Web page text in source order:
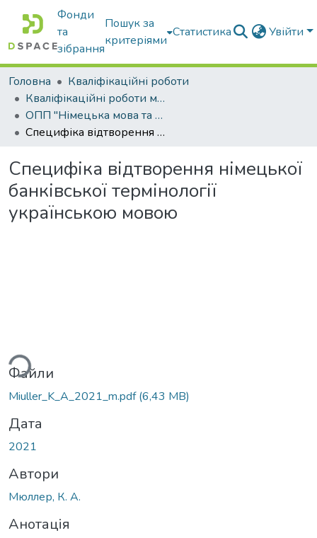
Фонди
та
зібрання
Пошук за
критеріями
Статистика Увійти
Головна
Кваліфікаційні роботи
Кваліфікаційні роботи магістрів
ОПП "Німецька мова та друга іноземна мова"
Специфіка відтворення німецької банківської термінології українською мовою
Специфіка відтворення німецької
банківської термінології
українською мовою
Файли
Miuller_K_A_2021_m.pdf(6,43 MB)
Дата
2021
Автори
Мюллер, К. А.
Анотація